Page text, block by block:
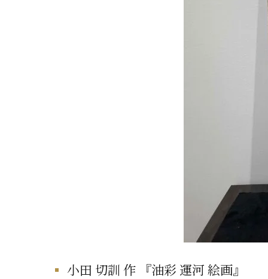
小田 切訓 作 『油彩 運河 絵画』